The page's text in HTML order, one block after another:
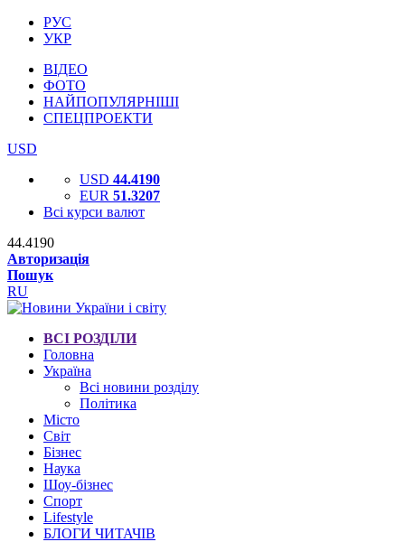
РУС
УКР
ВІДЕО
ФОТО
НАЙПОПУЛЯРНІШІ
СПЕЦПРОЕКТИ
USD
USD 44.4190
EUR 51.3207
Всі курси валют
44.4190
Авторизація
Пошук
RU
ВСІ РОЗДІЛИ
Головна
Україна
Всі новини розділу
Політика
Місто
Світ
Бізнес
Наука
Шоу-бізнес
Спорт
Lifestyle
БЛОГИ ЧИТАЧІВ